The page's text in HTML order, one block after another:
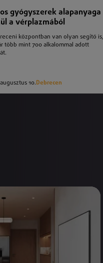
gyógyszerek alapanyaga
a vérplazmából
központban van olyan segítő is,
több mint 700 alkalommal adott
10.Debrecen